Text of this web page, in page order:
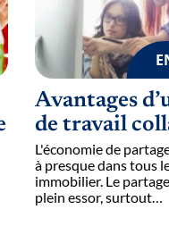
Avantages
de travail
L'économie de
à presque dans tous
immobilier. Le
plein essor, surtout…